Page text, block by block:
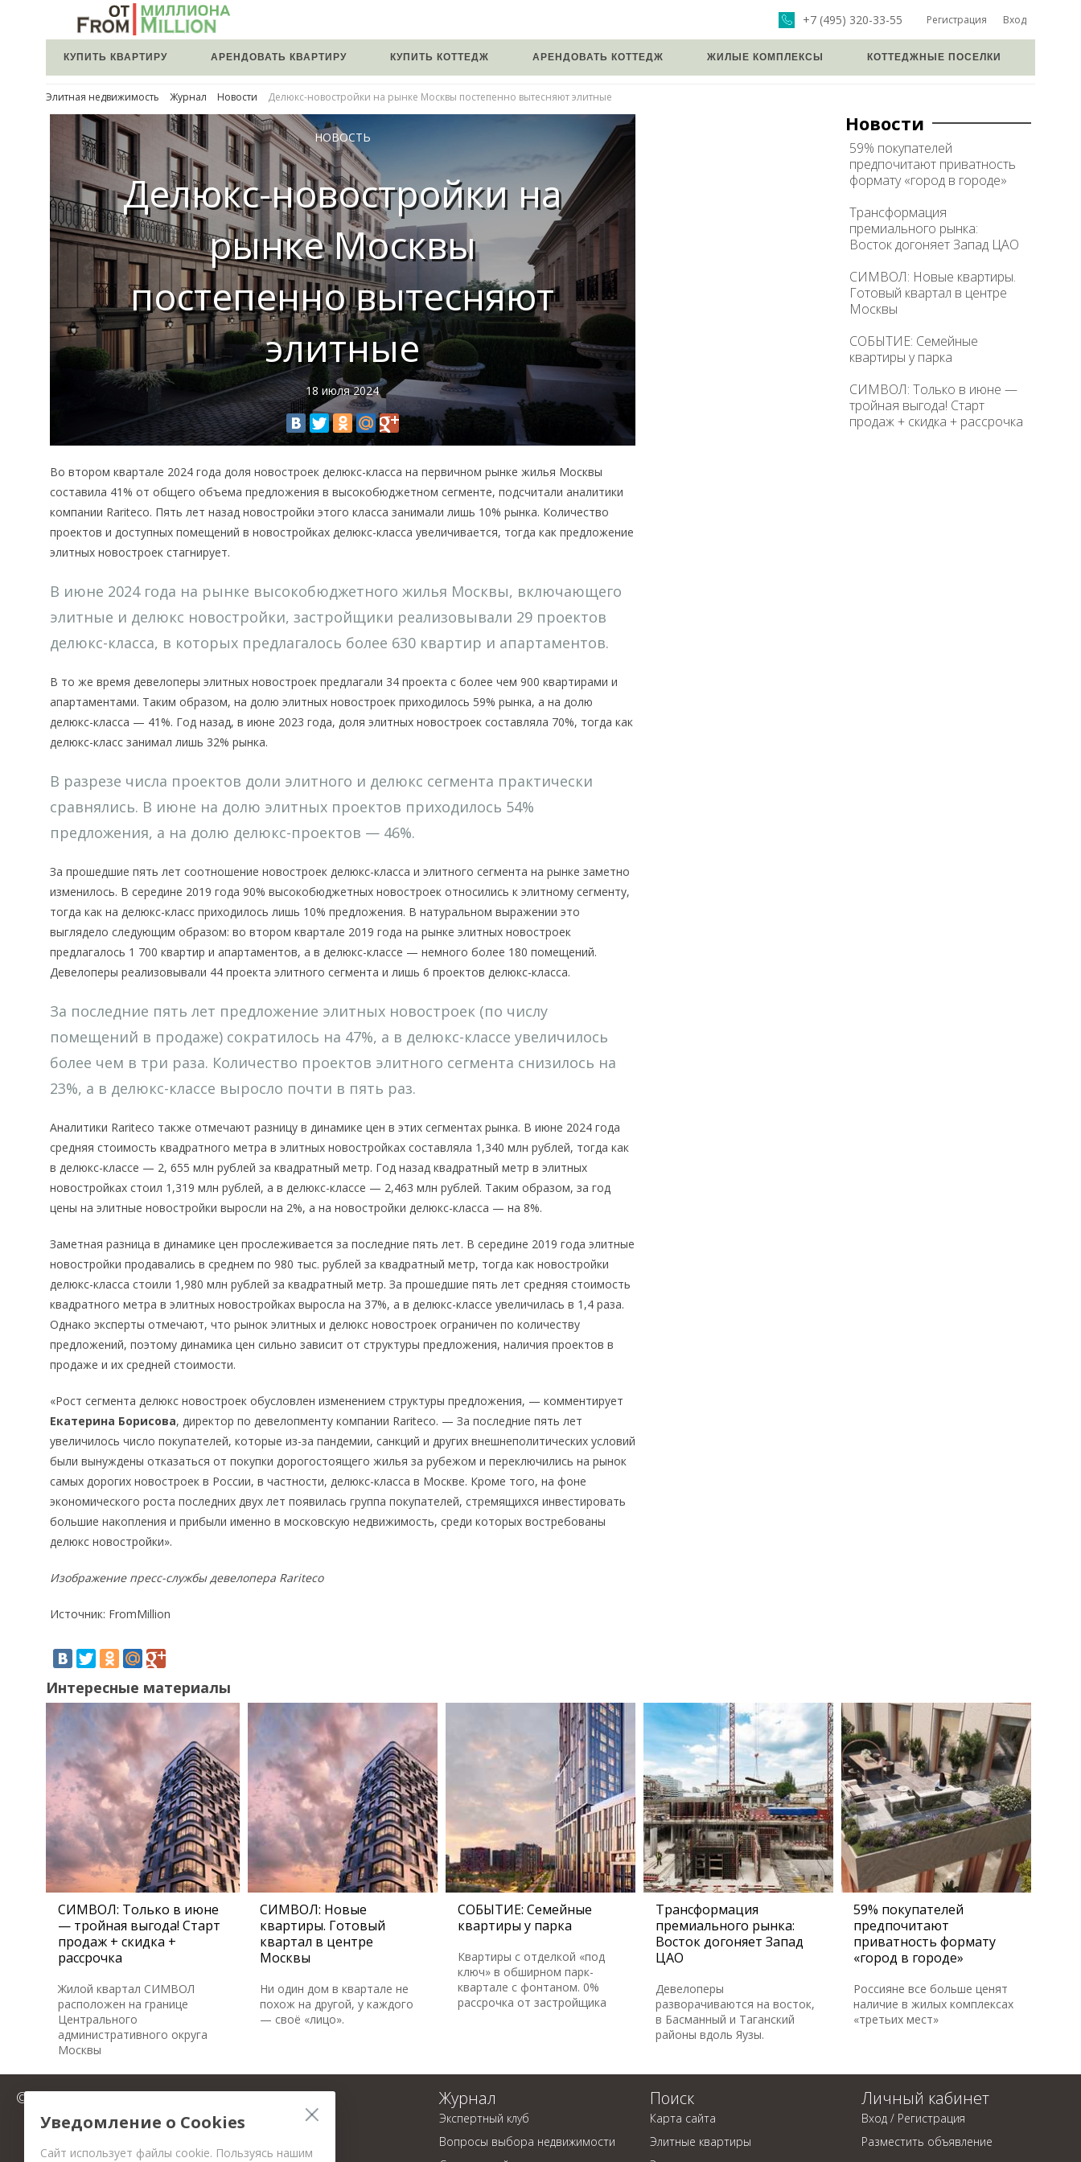
Регистрация Вход
+7 (495) 320-33-55
КУПИТЬ КВАРТИРУ АРЕНДОВАТЬ КВАРТИРУ КУПИТЬ КОТТЕДЖ АРЕНДОВАТЬ КОТТЕДЖ ЖИЛЫЕ КОМПЛЕКСЫ КОТТЕДЖНЫЕ ПОСЕЛКИ
Элитная недвижимость Журнал Новости Делюкс-новостройки на рынке Москвы постепенно вытесняют элитные
НОВОСТЬ
Делюкс-новостройки на
рынке Москвы
постепенно вытесняют
элитные
18 июля 2024
Во втором квартале 2024 года доля новостроек делюкс-класса на первичном рынке жилья Москвы
составила 41% от общего объема предложения в высокобюджетном сегменте, подсчитали аналитики
компании Rariteco. Пять лет назад новостройки этого класса занимали лишь 10% рынка. Количество
проектов и доступных помещений в новостройках делюкс-класса увеличивается, тогда как предложение
элитных новостроек стагнирует.
В июне 2024 года на рынке высокобюджетного жилья Москвы, включающего
элитные и делюкс новостройки, застройщики реализовывали 29 проектов
делюкс-класса, в которых предлагалось более 630 квартир и апартаментов.
В то же время девелоперы элитных новостроек предлагали 34 проекта с более чем 900 квартирами и
апартаментами. Таким образом, на долю элитных новостроек приходилось 59% рынка, а на долю
делюкс-класса — 41%. Год назад, в июне 2023 года, доля элитных новостроек составляла 70%, тогда как
делюкс-класс занимал лишь 32% рынка.
В разрезе числа проектов доли элитного и делюкс сегмента практически
сравнялись. В июне на долю элитных проектов приходилось 54%
предложения, а на долю делюкс-проектов — 46%.
За прошедшие пять лет соотношение новостроек делюкс-класса и элитного сегмента на рынке заметно
изменилось. В середине 2019 года 90% высокобюджетных новостроек относились к элитному сегменту,
тогда как на делюкс-класс приходилось лишь 10% предложения. В натуральном выражении это
выглядело следующим образом: во втором квартале 2019 года на рынке элитных новостроек
предлагалось 1 700 квартир и апартаментов, а в делюкс-классе — немного более 180 помещений.
Девелоперы реализовывали 44 проекта элитного сегмента и лишь 6 проектов делюкс-класса.
За последние пять лет предложение элитных новостроек (по числу
помещений в продаже) сократилось на 47%, а в делюкс-классе увеличилось
более чем в три раза. Количество проектов элитного сегмента снизилось на
23%, а в делюкс-классе выросло почти в пять раз.
Аналитики Rariteco также отмечают разницу в динамике цен в этих сегментах рынка. В июне 2024 года
средняя стоимость квадратного метра в элитных новостройках составляла 1,340 млн рублей, тогда как
в делюкс-классе — 2, 655 млн рублей за квадратный метр. Год назад квадратный метр в элитных
новостройках стоил 1,319 млн рублей, а в делюкс-классе — 2,463 млн рублей. Таким образом, за год
цены на элитные новостройки выросли на 2%, а на новостройки делюкс-класса — на 8%.
Заметная разница в динамике цен прослеживается за последние пять лет. В середине 2019 года элитные
новостройки продавались в среднем по 980 тыс. рублей за квадратный метр, тогда как новостройки
делюкс-класса стоили 1,980 млн рублей за квадратный метр. За прошедшие пять лет средняя стоимость
квадратного метра в элитных новостройках выросла на 37%, а в делюкс-классе увеличилась в 1,4 раза.
Однако эксперты отмечают, что рынок элитных и делюкс новостроек ограничен по количеству
предложений, поэтому динамика цен сильно зависит от структуры предложения, наличия проектов в
продаже и их средней стоимости.
«Рост сегмента делюкс новостроек обусловлен изменением структуры предложения, — комментирует
Екатерина Борисова, директор по девелопменту компании Rariteco. — За последние пять лет
увеличилось число покупателей, которые из-за пандемии, санкций и других внешнеполитических условий
были вынуждены отказаться от покупки дорогостоящего жилья за рубежом и переключились на рынок
самых дорогих новостроек в России, в частности, делюкс-класса в Москве. Кроме того, на фоне
экономического роста последних двух лет появилась группа покупателей, стремящихся инвестировать
большие накопления и прибыли именно в московскую недвижимость, среди которых востребованы
делюкс новостройки».
Изображение пресс-службы девелопера Rariteco
Источник: FromMillion
Новости
59% покупателей
предпочитают приватность
формату «город в городе»
Трансформация
премиального рынка:
Восток догоняет Запад ЦАО
СИМВОЛ: Новые квартиры.
Готовый квартал в центре
Москвы
СОБЫТИЕ: Семейные
квартиры у парка
СИМВОЛ: Только в июне —
тройная выгода! Старт
продаж + скидка + рассрочка
Интересные материалы
СИМВОЛ: Только в июне
— тройная выгода! Старт
продаж + скидка +
рассрочка
Жилой квартал СИМВОЛ
расположен на границе
Центрального
административного округа
Москвы
СИМВОЛ: Новые
квартиры. Готовый
квартал в центре
Москвы
Ни один дом в квартале не
похож на другой, у каждого
— своё «лицо».
СОБЫТИЕ: Семейные
квартиры у парка
Квартиры с отделкой «под
ключ» в обширном парк-
квартале с фонтаном. 0%
рассрочка от застройщика
Трансформация
премиального рынка:
Восток догоняет Запад
ЦАО
Девелоперы
разворачиваются на восток,
в Басманный и Таганский
районы вдоль Яузы.
59% покупателей
предпочитают
приватность формату
«город в городе»
Россияне все больше ценят
наличие в жилых комплексах
«третьих мест»
Уведомление о Cookies
Сайт использует файлы cookie. Пользуясь нашим
© 2025 FromMillion.ru Журнал
Экспертный клуб
Вопросы выбора недвижимости
Поиск
Карта сайта
Элитные квартиры
Личный кабинет
Вход / Регистрация
Разместить объявление